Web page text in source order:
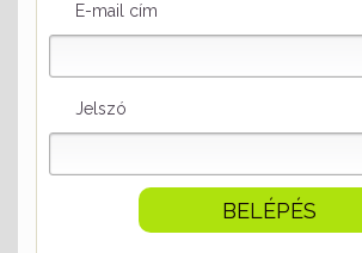
E-mail cím
Jelszó